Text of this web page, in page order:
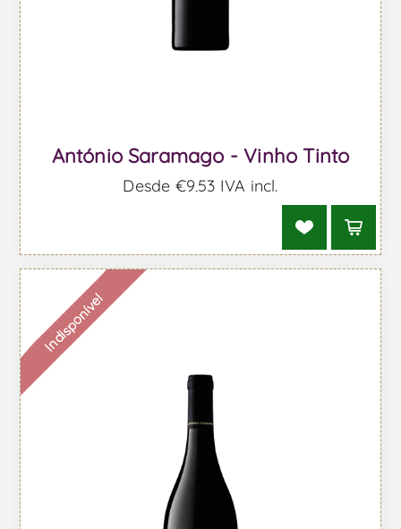
António Saramago - Vinho Tinto
Desde €9,53 IVA incl.
Indisponível